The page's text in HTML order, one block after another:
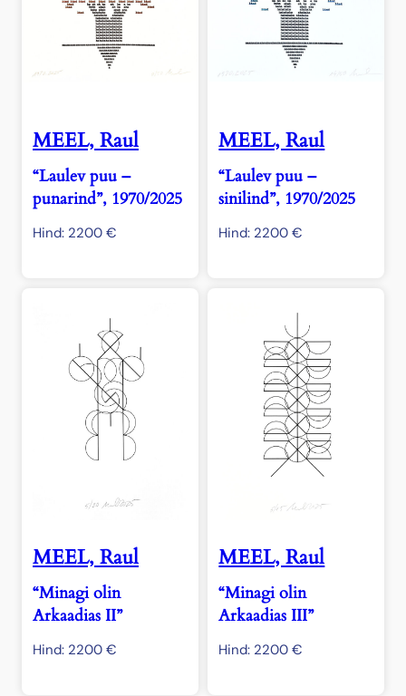
MEEL, Raul
“Laulev puu –
punarind”, 1970/2025
Hind: 2200 €
MEEL, Raul
“Laulev puu –
sinilind”, 1970/2025
Hind: 2200€
MEEL, Raul
“Minagi olin
Arkaadias II”
Hind: 2200 €
MEEL, Raul
“Minagi olin
Arkaadias III”
Hind: 2200€